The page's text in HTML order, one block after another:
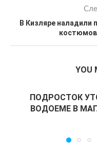
В Кизляре
YOU
ПОДРОСТОК
ВОДОЕМЕ В